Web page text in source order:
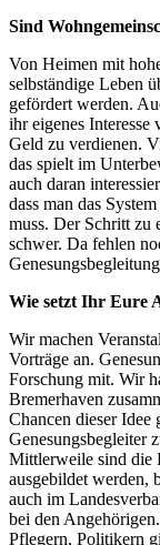
Sind
Von Heimen mit
selbständige Leben
gefördert werden.
ihr eigenes Interesse
Geld zu verdienen.
das spielt im
auch daran
dass man das
muss. Der Schritt zu
schwer. Da fehlen
Wie setzt Ihr Eure
Wir machen
Vorträge an.
Forschung mit. Wir
Bremerhaven
Chancen dieser Idee
Genesungsbegleiter
Mittlerweile sind die
ausgebildet werden,
auch im
bei den
Pflegern, Politikern